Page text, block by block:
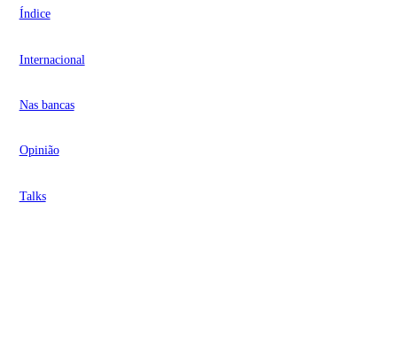
Índice
Internacional
Nas bancas
Opinião
Talks